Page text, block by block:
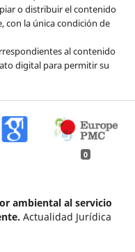
o distribuir el contenido
con la única condición de
al contenido
digital para permitir su
0
ambiental al servicio
Actualidad Jurídica